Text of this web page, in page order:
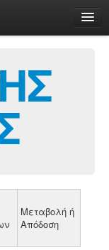
Μεταβολή ή
Απόδοση